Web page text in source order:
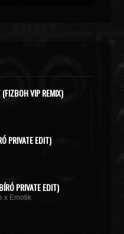
VIP REMIX)
PRIVATE EDIT)
PRIVATE EDIT)
x Emotik